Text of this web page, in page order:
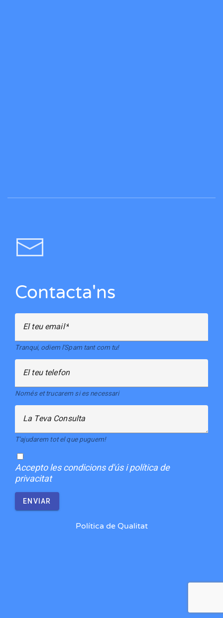
Contacta'ns
El teu email
Tranqui, odiem l'Spam tant com tu!
El teu telefon
Només et trucarem si es necessari
La Teva Consulta
T'ajudarem tot el que puguem!
Acceptoles condicions d'ús i política de
privacitat
ENVIAR
Política de Qualitat